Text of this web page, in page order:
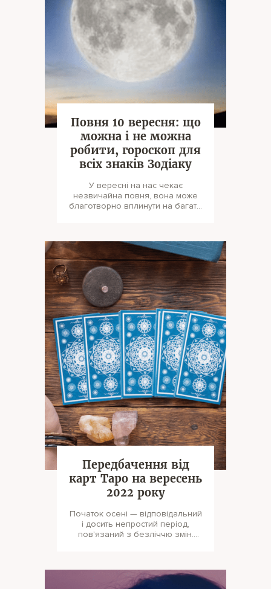
Повня 10 вересня: що
можна і не можна
робити, гороскоп для
всіх знаків Зодіаку
У вересні на нас чекає
незвичайна повня, вона може
благотворно вплинути на багато
Передбачення від
карт Таро на вересень
2022 року
Початок осені — відповідальний
і досить непростий період,
пов'язаний з безліччю змін.